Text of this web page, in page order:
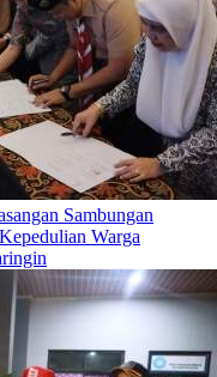
Sambungan
Warga